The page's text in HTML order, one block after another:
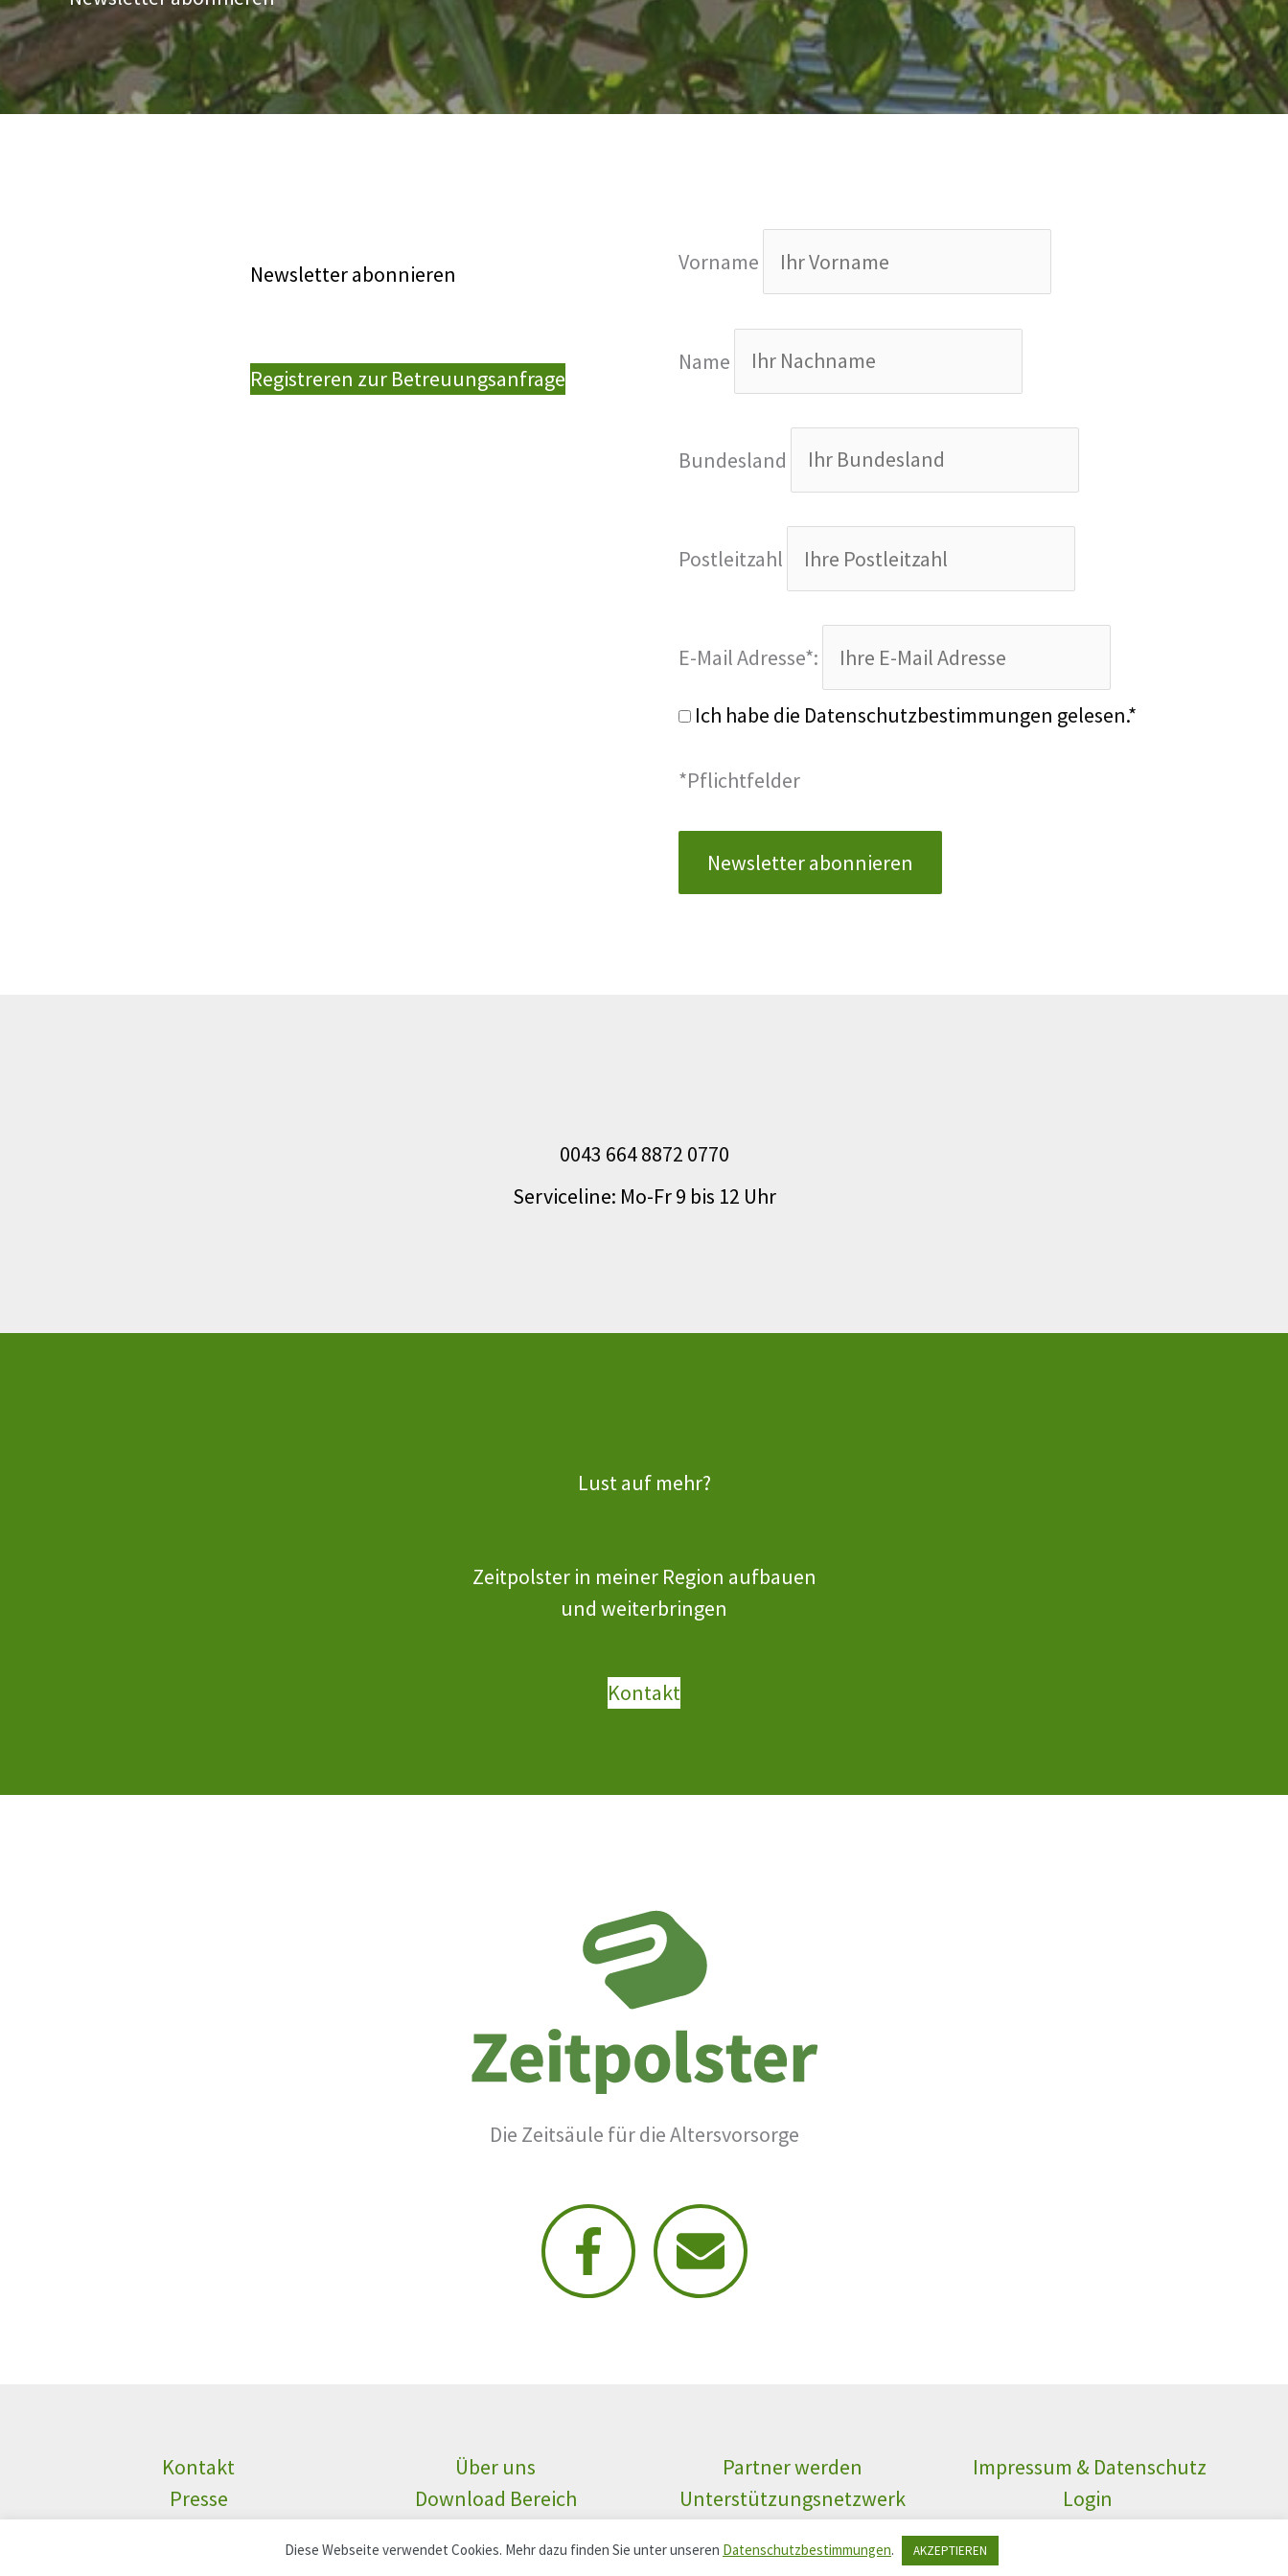
Newsletter abonnieren
Registreren zur Betreuungsanfrage
Vorname
Name
Bundesland
Postleitzahl
E-Mail Adresse*:
Ich habe die Datenschutzbestimmungen gelesen.*
*Pflichtfelder
0043 664 8872 0770
Serviceline: Mo-Fr 9 bis 12 Uhr
Lust auf mehr?
Zeitpolster in meiner Region aufbauen
und weiterbringen
Kontakt
Die Zeitsäule für die Altersvorsorge
Kontakt
Presse
Über uns
Download Bereich
Partner werden
Unterstützungsnetzwerk
Impressum & Datenschutz
Login
Diese Webseite verwendet Cookies. Mehr dazu finden Sie unter unseren Datenschutzbestimmungen. AKZEPTIEREN